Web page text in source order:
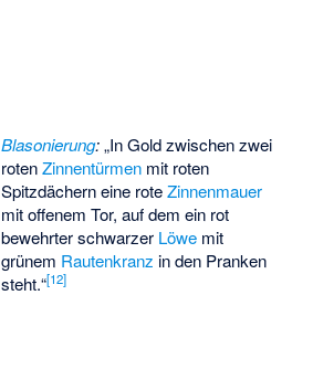
Blasonierung:„In Gold zwischen zwei
rotenZinnentürmen mit roten
Spitzdächern eine roteZinnenmauer
mit offenem Tor, auf dem ein rot
bewehrter schwarzer Löwe mit
grünem Rautenkranz in den Pranken
steht.“[12]